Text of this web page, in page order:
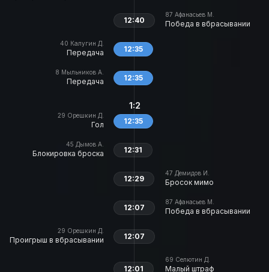
87 Афанасьев М.
Победа в вбрасывании
12:40
40 Калугин Д.
Передача 12:35
8 Мыльников А.
Передача 12:35
29 Орешкин Д.
Гол
1:2
12:35
45 Дымов А.
Блокировка броска 12:31
47 Демидов И.
Бросок мимо
12:29
87 Афанасьев М.
Победа в вбрасывании
12:07
29 Орешкин Д.
Проигрыш в вбрасывании 12:07
69 Селютин Д.
Малый штраф
12:01